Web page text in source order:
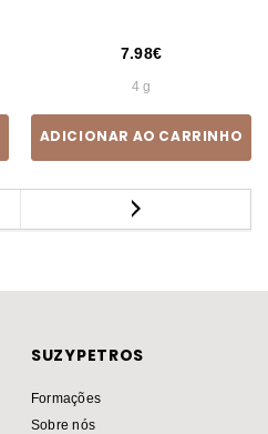
7.98
4 g
ADICIONAR AO CARRINHO
SUZYPETROS
Formações
Sobre nós